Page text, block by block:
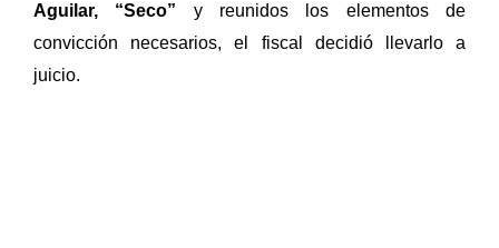
Aguilar, “Seco” y reunidos los elementos de
convicción necesarios, el fiscal decidió llevarlo a
juicio.